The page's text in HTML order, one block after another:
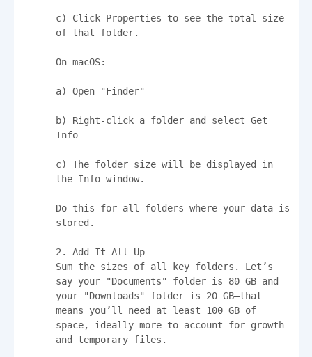
c) Click Properties to see the total size
of that folder.
On macOS:
a) Open "Finder"
b) Right-click a folder and select Get
Info
c) The folder size will be displayed in
the Info window.
Do this for all folders where your data is
stored.
2. Add It All Up
Sum the sizes of all key folders. Let’s
say your "Documents" folder is 80 GB and
your "Downloads" folder is 20 GB—that
means you’ll need at least 100 GB of
space, ideally more to account for growth
and temporary files.